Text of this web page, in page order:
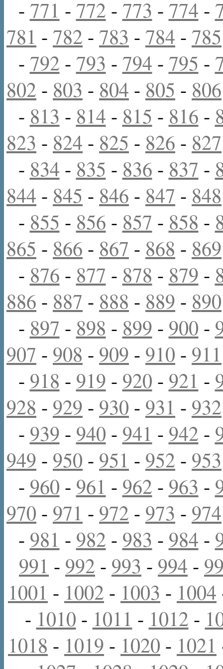
- 771 - 772 - 773 - 774 -
781 - 782 - 783 - 784 - 785
- 792 - 793 - 794 - 795 -
802 - 803 - 804 - 805 - 806
- 813 - 814 - 815 - 816 -
823 - 824 - 825 - 826 - 827
- 834 - 835 - 836 - 837 -
844 - 845 - 846 - 847 - 848
- 855 - 856 - 857 - 858 -
865 - 866 - 867 - 868 - 869
- 876 - 877 - 878 - 879 -
886 - 887 - 888 - 889 - 890
- 897 - 898 - 899 - 900 -
907 - 908 - 909 - 910 - 911
- 918 - 919 - 920 - 921 -
928 - 929 - 930 - 931 - 932
- 939 - 940 - 941 - 942 -
949 - 950 - 951 - 952 - 953
- 960 - 961 - 962 - 963 -
970 - 971 - 972 - 973 - 974
- 981 - 982 - 983 - 984 -
991 - 992 - 993 - 994 -
1001 - 1002 - 1003 - 1004
- 1010 - 1011 - 1012 -
1018 - 1019 - 1020 - 1021